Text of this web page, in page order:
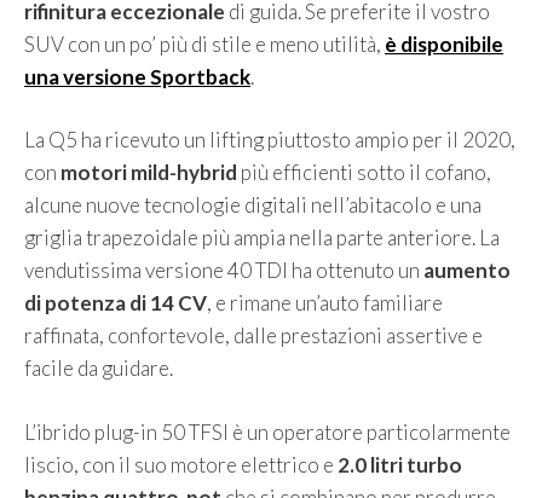
rifinitura eccezionale di guida. Se preferite il vostro
SUV con un po’ più di stile e meno utilità, è disponibile
una versione Sportback.
La Q5 ha ricevuto un lifting piuttosto ampio per il 2020,
con motori mild-hybrid più efficienti sotto il cofano,
alcune nuove tecnologie digitali nell’abitacolo e una
griglia trapezoidale più ampia nella parte anteriore. La
vendutissima versione 40 TDI ha ottenuto un aumento
di potenza di 14 CV, e rimane un’auto familiare
raffinata, confortevole, dalle prestazioni assertive e
facile da guidare.
L’ibrido plug-in 50 TFSI è un operatore particolarmente
liscio, con il suo motore elettrico e 2.0 litri turbo